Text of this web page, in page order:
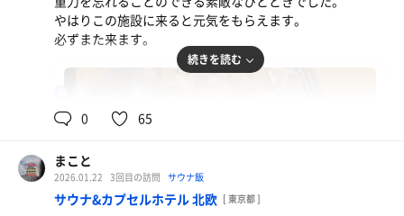
やはりこの施設に来ると元気をもらえます。
必ずまた来ます。
続きを読む
0 65
まこと
2026.01.22 3回目の訪問 サウナ飯
サウナ&カプセルホテル 北欧 [ 東京都 ]